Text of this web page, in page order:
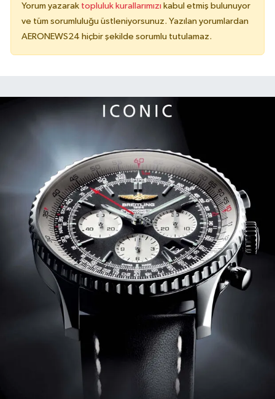
Yorum yazarak topluluk kurallarımızı kabul etmiş bulunuyor
ve tüm sorumluluğu üstleniyorsunuz. Yazılan yorumlardan
AERONEWS24 hiçbir şekilde sorumlu tutulamaz.